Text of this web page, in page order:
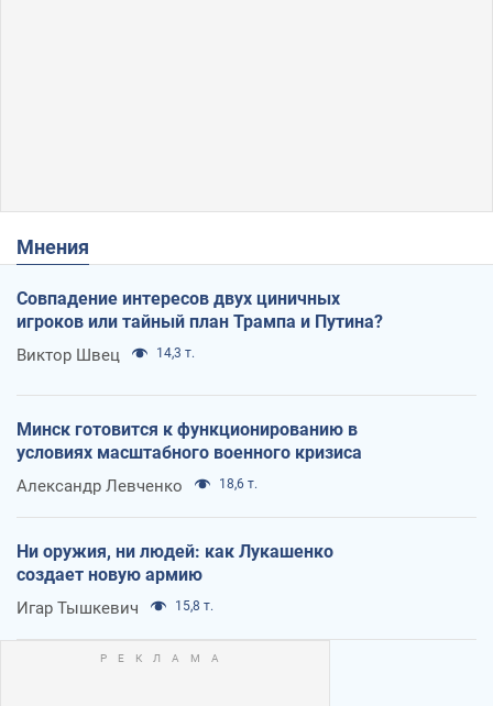
Мнения
Совпадение интересов двух циничных
игроков или тайный план Трампа и Путина?
Виктор Швец 14,3 т.
Минск готовится к функционированию в
условиях масштабного военного кризиса
Александр Левченко 18,6 т.
Ни оружия, ни людей: как Лукашенко
создает новую армию
Игар Тышкевич 15,8 т.